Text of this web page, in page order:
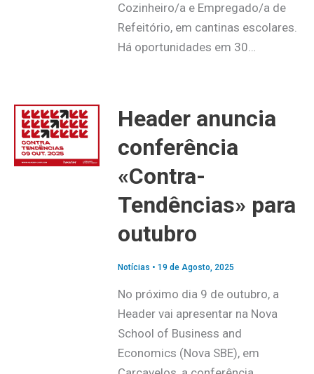
Cozinheiro/a e Empregado/a de
Refeitório, em cantinas escolares.
Há oportunidades em 30…
Header anuncia
conferência
«Contra-
Tendências» para
outubro
Notícias • 19 de Agosto, 2025
No próximo dia 9 de outubro, a
Header vai apresentar na Nova
School of Business and
Economics (Nova SBE), em